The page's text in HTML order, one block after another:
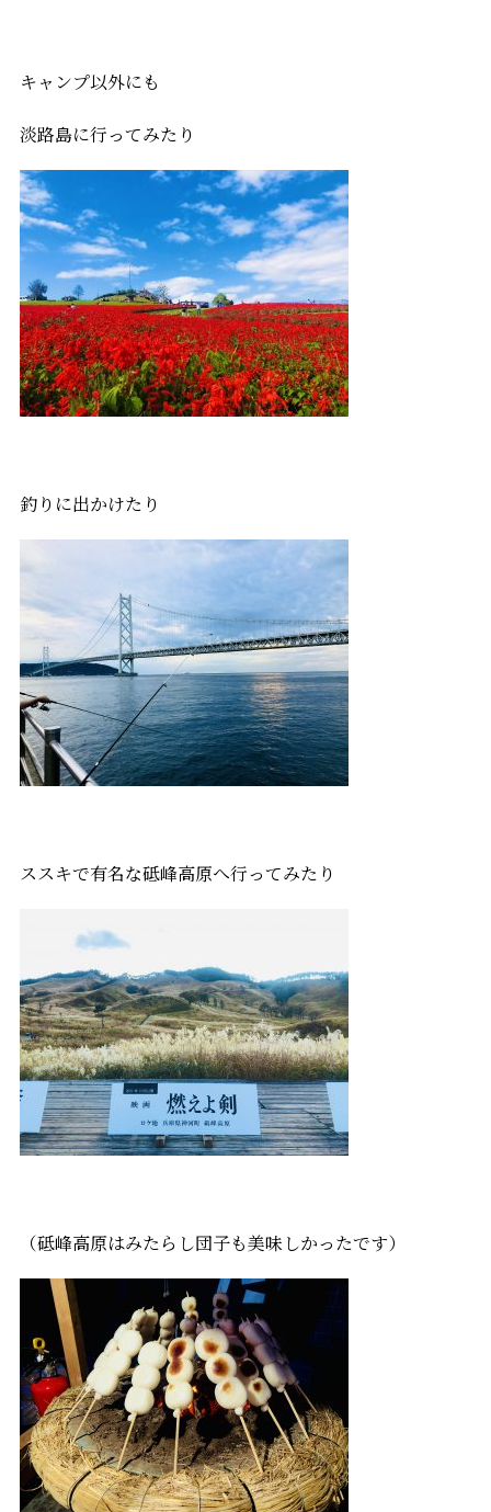
キャンプ以外にも
淡路島に行ってみたり
釣りに出かけたり
ススキで有名な砥峰高原へ行ってみたり
（砥峰高原はみたらし団子も美味しかったです）